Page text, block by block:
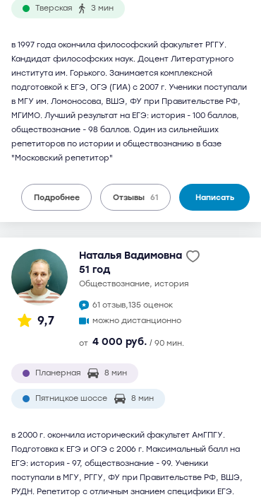
Тверская 3 мин
в 1997 года окончила философский факультет РГГУ.
Кандидат философских наук. Доцент Литературного
института им. Горького. Занимается комплексной
подготовкой к ЕГЭ, ОГЭ (ГИА) с 2007 г. Ученики поступали
в МГУ им. Ломоносова, ВШЭ, ФУ при Правительстве РФ,
МГИМО. Лучший результат на ЕГЭ: история - 100 баллов,
обществознание - 98 баллов. Один из сильнейших
репетиторов по истории и обществознанию в базе
"Московский репетитор"
Подробнее Отзывы 61 Написать
9,7
Наталья Вадимовна
51 год
обществознание, история
61 отзыв,135 оценок
можно дистанционно
от 4 000 руб. / 90 мин.
Планерная 8 мин
Пятницкое шоссе 8 мин
в 2000 г. окончила исторический факультет АмГПГУ.
Подготовка к ЕГЭ и ОГЭ с 2006 г. Максимальный балл на
ЕГЭ: история - 97, обществознание - 99. Ученики
поступали в МГУ, РГГУ, ФУ при Правительстве РФ, ВШЭ,
РУДН. Репетитор с отличным знанием специфики ЕГЭ.